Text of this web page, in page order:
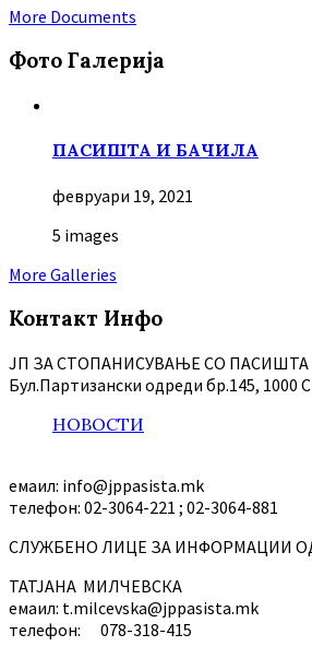
More Documents
Фото Галерија
ПАСИШТА И БАЧИЛА
февруари 19, 2021
5 images
More Galleries
Контакт Инфо
ЈП ЗА СТОПАНИСУВАЊЕ СО ПАСИШТА
Бул.Партизански oдреди бр.145, 1000
НОВОСТИ
емаил: info@jppasista.mk
телефон: 02-3064-221 ; 02-3064-881
СЛУЖБЕНО ЛИЦЕ ЗА ИНФОРМАЦИИ
ТАТЈАНА МИЛЧЕВСКА
емаил: t.milcevska@jppasista.mk
телефон: 078-318-415